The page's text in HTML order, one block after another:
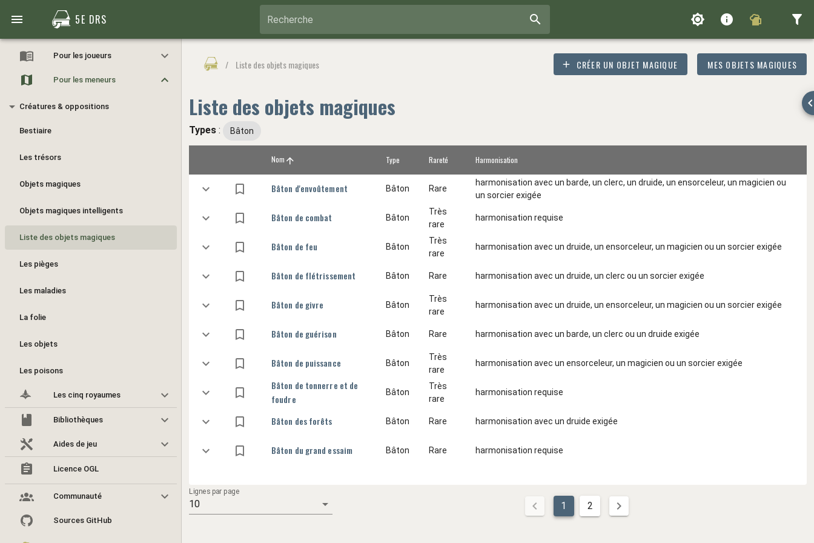
Pour les joueurs
Pour les meneurs
Créatures & oppositions
Bestiaire
Les trésors
Objets magiques
Objets magiques intelligents
Liste des objets magiques
Les pièges
Les maladies
La folie
Les objets
Les poisons
8 Les cinq royaumes
Bibliothèques
Aides de jeu
Licence OGL
Communauté
Sources GitHub
5E DRS Recherche
/ Liste des objets magiques CRÉER UN OBJET MAGIQUE MES OBJETS MAGIQUES
Liste des objets magiques
Types : Bâton
Nom Type Rareté Harmonisation
Bâton d'envoûtement Bâton Rare
harmonisation avec un barde, un clerc, un druide, un ensorceleur, un magicien ou
un sorcier exigée
Bâton de combat Bâton
Très
rare
harmonisation requise
Bâton de feu Bâton
Très
rare
harmonisation avec un druide, un ensorceleur, un magicien ou un sorcier exigée
Bâton de flétrissement Bâton Rare harmonisation avec un druide, un clerc ou un sorcier exigée
Bâton de givre Bâton
Très
rare
harmonisation avec un druide, un ensorceleur, un magicien ou un sorcier exigée
Bâton de guérison Bâton Rare harmonisation avec un barde, un clerc ou un druide exigée
Bâton de puissance Bâton
Très
rare
harmonisation avec un ensorceleur, un magicien ou un sorcier exigée
Bâton de tonnerre et de
foudre
Bâton
Très
rare
harmonisation requise
Bâton des forêts Bâton Rare harmonisation avec un druide exigée
Bâton du grand essaim Bâton Rare harmonisation requise
Lignes par page
10 1 2